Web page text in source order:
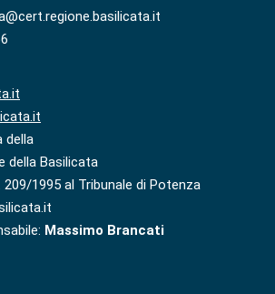
della
della Basilicata
1995 al Tribunale di Potenza
Massimo Brancati